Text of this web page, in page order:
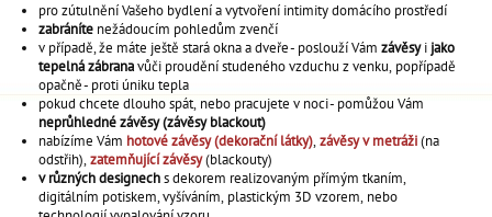
pro zútulnění Vašeho bydlení a vytvoření intimity domácího prostředí
zabráníte nežádoucím pohledům zvenčí
v případě, že máte ještě stará okna a dveře - poslouží Vámzávěsyi jako
tepelná zábranavůči proudění studeného vzduchu z venku, popřípadě
opačně - proti úniku tepla
pokud chcete dlouho spát, nebo pracujete v noci - pomůžou Vám
neprůhledné závěsy (závěsy blackout)
nabízíme Vám hotové závěsy (dekorační látky),závěsy v metráži(na
odstřih),zatemňující závěsy(blackouty)
v různých designechs dekorem realizovaným přímým tkaním,
digitálním potiskem, vyšíváním, plastickým 3D vzorem, nebo